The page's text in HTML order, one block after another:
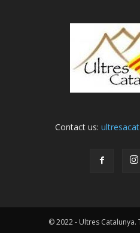
Contact us:
© 2022 - Ultres